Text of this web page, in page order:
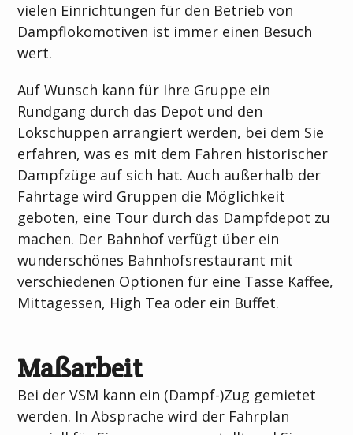
vielen Einrichtungen für den Betrieb von
Dampflokomotiven ist immer einen Besuch
wert.
Auf Wunsch kann für Ihre Gruppe ein
Rundgang durch das Depot und den
Lokschuppen arrangiert werden, bei dem Sie
erfahren, was es mit dem Fahren historischer
Dampfzüge auf sich hat. Auch außerhalb der
Fahrtage wird Gruppen die Möglichkeit
geboten, eine Tour durch das Dampfdepot zu
machen. Der Bahnhof verfügt über ein
wunderschönes Bahnhofsrestaurant mit
verschiedenen Optionen für eine Tasse Kaffee,
Mittagessen, High Tea oder ein Buffet.
Maßarbeit
Bei der VSM kann ein (Dampf-)Zug gemietet
werden. In Absprache wird der Fahrplan